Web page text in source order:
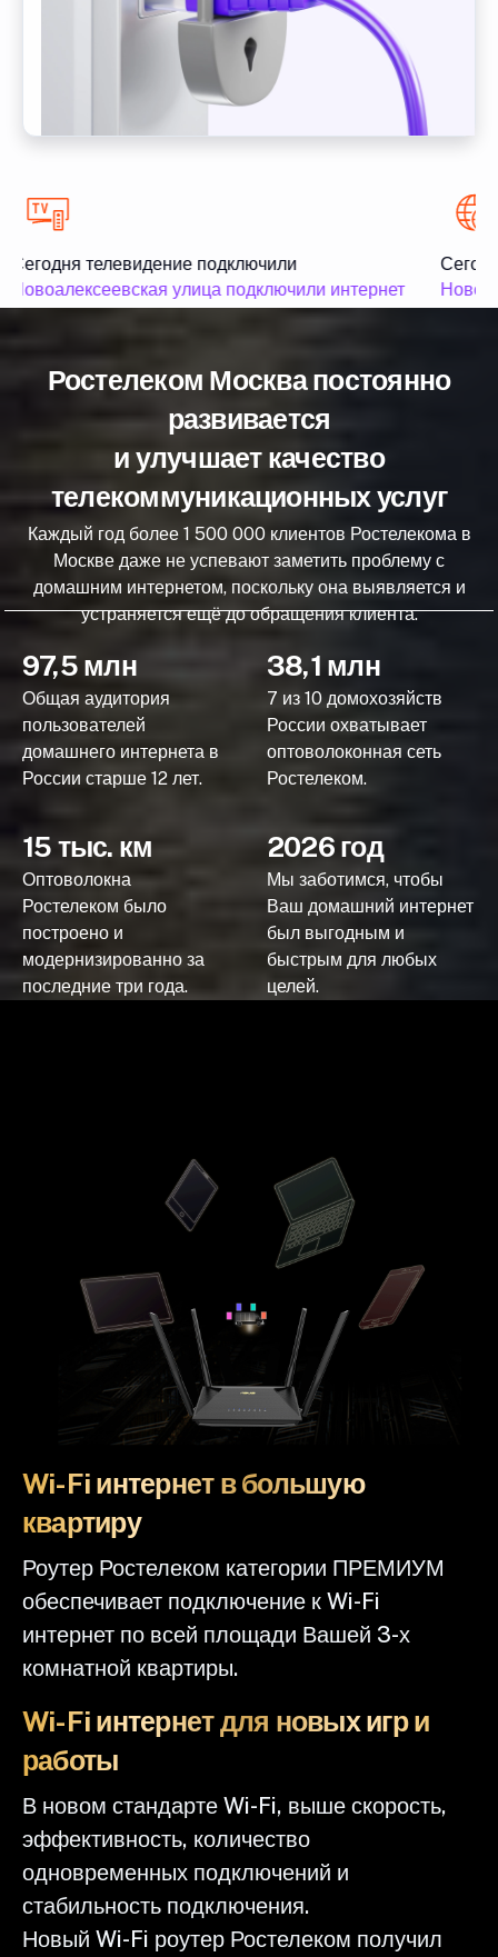
Сегодня телевидение подключили
Новоалексеевская улица подключили интернет
Ростелеком Москва постоянно
развивается
и улучшает качество
телекоммуникационных услуг
Каждый год более 1 500 000 клиентов Ростелекома в
Москве даже не успевают заметить проблему с
домашним интернетом, поскольку она выявляется и
устраняется ещё до обращения клиента.
97,5 млн
Общая аудитория
пользователей
домашнего интернета в
России старше 12 лет.
38,1 млн
7 из 10 домохозяйств
России охватывает
оптоволоконная сеть
Ростелеком.
15 тыс. км
Оптоволокна
Ростелеком было
построено и
модернизированно за
последние три года.
2026 год
Мы заботимся, чтобы
Ваш домашний интернет
был выгодным и
быстрым для любых
целей.
Wi-Fi интернет в большую
квартиру
Роутер Ростелеком категории ПРЕМИУМ
обеспечивает подключение к Wi-Fi
интернет по всей площади Вашей 3-х
комнатной квартиры.
Wi-Fi интернет для новых игр и
работы
В новом стандарте Wi-Fi, выше скорость,
эффективность, количество
одновременных подключений и
стабильность подключения.
Новый Wi-Fi роутер Ростелеком получил